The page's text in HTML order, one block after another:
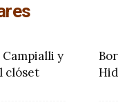
Campialli y
clóset